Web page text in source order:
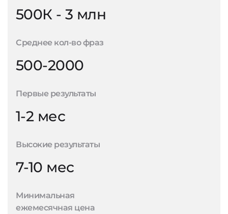
500К - 3 млн
Среднее кол-во фраз
500-2000
Первые результаты
1-2 мес
Высокие результаты
7-10 мес
Минимальная
ежемесячная цена